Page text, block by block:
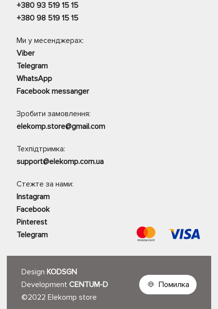
+380 93 519 15 15
+380 98 519 15 15
Ми у месенджерах:
Viber
Telegram
WhatsApp
Facebook messanger
Зробити замовлення:
elekomp.store@gmail.com
Техпідтримка:
support@elekomp.com.ua
Стежте за нами:
Instagram
Facebook
Pinterest
Telegram
Design KODSGN
Development CENTUM-D
©2022 Elekomp store
Помилка